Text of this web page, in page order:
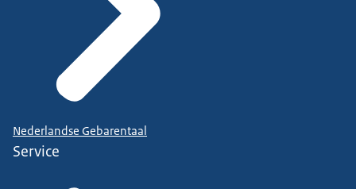
Nederlandse Gebarentaal
Service